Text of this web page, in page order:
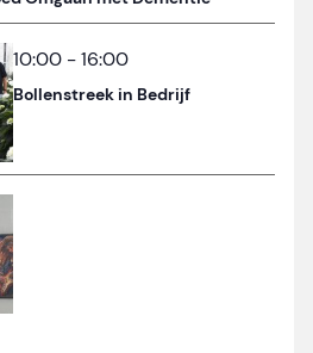
10:00 -16:00
Bollenstreek in Bedrijf